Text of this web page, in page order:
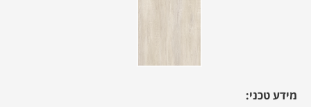
מידע טכני: